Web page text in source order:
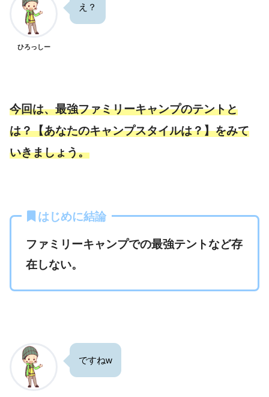
ひろっしー
え？
今回は、最強ファミリーキャンプのテントと
は？【あなたのキャンプスタイルは？】をみて
いきましょう。
はじめに結論
ファミリーキャンプでの最強テントなど存
在しない。
ですねw